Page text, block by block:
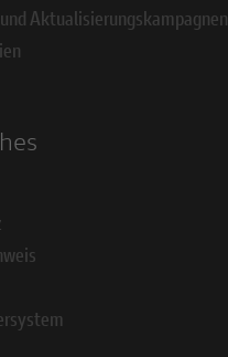
Aktualisierungskampagnen